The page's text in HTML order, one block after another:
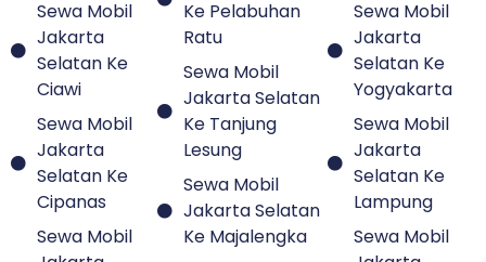
Sewa Mobil
Jakarta
Selatan Ke
Ciawi
Sewa Mobil
Jakarta
Selatan Ke
Cipanas
Sewa Mobil
Ke Pelabuhan
Ratu
Sewa Mobil
Jakarta Selatan
Ke Tanjung
Lesung
Sewa Mobil
Jakarta Selatan
Ke Majalengka
Sewa Mobil
Jakarta
Selatan Ke
Yogyakarta
Sewa Mobil
Jakarta
Selatan Ke
Lampung
Sewa Mobil